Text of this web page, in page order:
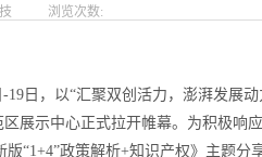
浏览次数:
-19日，以“汇聚双创活力，澎湃发展
区展示中心正式拉开帷幕。为积极响
版“1+4”政策解析+知识产权》主题